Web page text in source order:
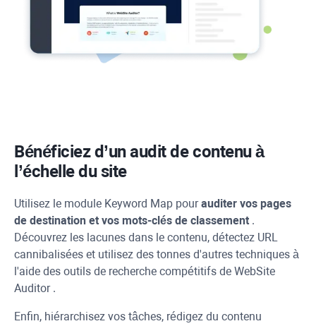
Bénéficiez d’un audit de contenu à
l’échelle du site
Utilisez le module Keyword Map pourauditer vos pages
de destination et vos mots-clés de classement .
Découvrez les lacunes dans le contenu, détectez URL
cannibalisées et utilisez des tonnes d'autres techniques à
l'aide des outils de recherche compétitifs de WebSite
Auditor.
Enfin, hiérarchisez vos tâches, rédigez du contenu